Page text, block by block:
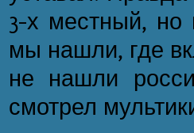
3-х местный, но
мы нашли, где
не нашли
смотрел